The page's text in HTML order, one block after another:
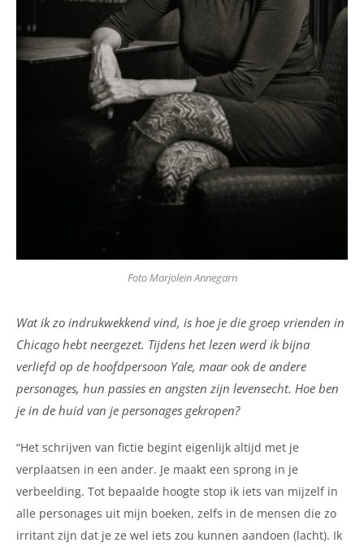
Foto Marjolein Annegarn
Wat ik zo indrukwekkend vind, is hoe je die groep vrienden in
Chicago hebt neergezet. Tijdens het lezen werd ik bijna
verliefd op de hoofdpersoon Yale, maar ook de andere
personages, hun passies en angsten zijn levensecht. Hoe ben
je in de huid van je personages gekropen?
“Het schrijven van fictie begint eigenlijk altijd met je
verplaatsen in een ander. Je maakt een sprong in je
verbeelding. Tot bepaalde hoogte stop ik iets van mijzelf in
alle personages uit mijn boeken, zelfs in de mensen die zo
irritant zijn dat je ze wel iets zou kunnen aandoen (lacht). Ik